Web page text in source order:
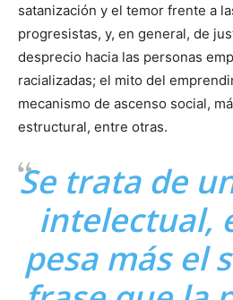
satanización y el temor frente a
progresistas, y, en general, de
desprecio hacia las personas
racializadas; el mito del
mecanismo de ascenso social,
estructural, entre otras.
Se trata de
intelectual,
pesa más el